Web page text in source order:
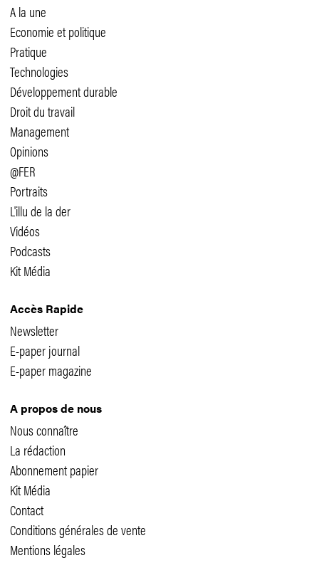
A la une
Economie et politique
Pratique
Technologies
Développement durable
Droit du travail
Management
Opinions
@FER
Portraits
L'illu de la der
Vidéos
Podcasts
Kit Média
Accès Rapide
Newsletter
E-paper journal
E-paper magazine
A propos de nous
Nous connaître
La rédaction
Abonnement papier
Kit Média
Contact
Conditions générales de vente
Mentions légales